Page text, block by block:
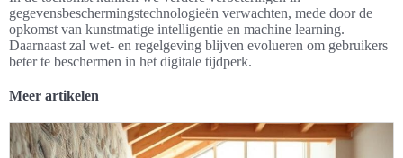
gegevensbeschermingstechnologieën verwachten, mede door de
opkomst van kunstmatige intelligentie en machine learning.
Daarnaast zal wet- en regelgeving blijven evolueren om gebruikers
beter te beschermen in het digitale tijdperk.
Meer artikelen